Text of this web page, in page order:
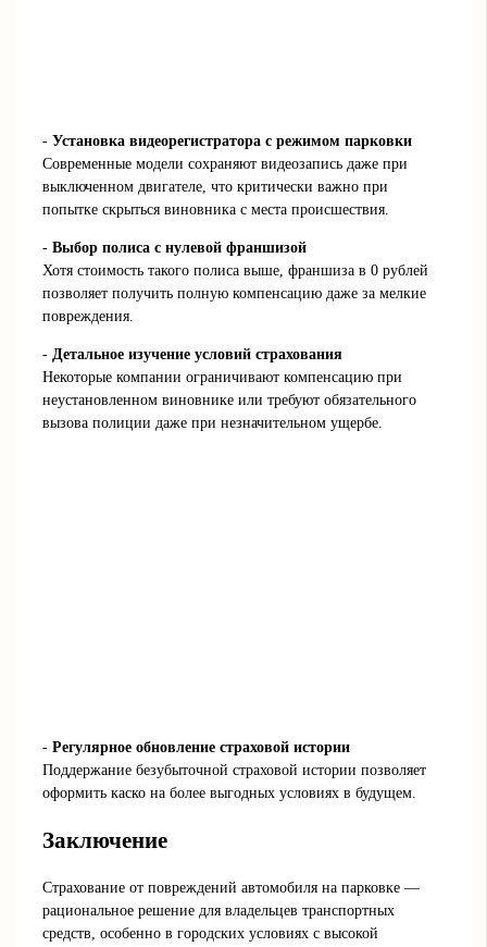
-Установка видеорегистратора с режимом парковки
Современные модели сохраняют видеозапись даже при
выключенном двигателе, что критически важно при
попытке скрыться виновника с места происшествия.
-Выбор полиса с нулевой франшизой
Хотя стоимость такого полиса выше, франшиза в 0 рублей
позволяет получить полную компенсацию даже за мелкие
повреждения.
- Детальное изучение условий страхования
Некоторые компании ограничивают компенсацию при
неустановленном виновнике или требуют обязательного
вызова полиции даже при незначительном ущербе.
-Регулярное обновление страховой истории
Поддержание безубыточной страховой истории позволяет
оформить каско на более выгодных условиях в будущем.
Заключение
Страхование от повреждений автомобиля на парковке —
рациональное решение для владельцев транспортных
средств, особенно в городских условиях с высокой